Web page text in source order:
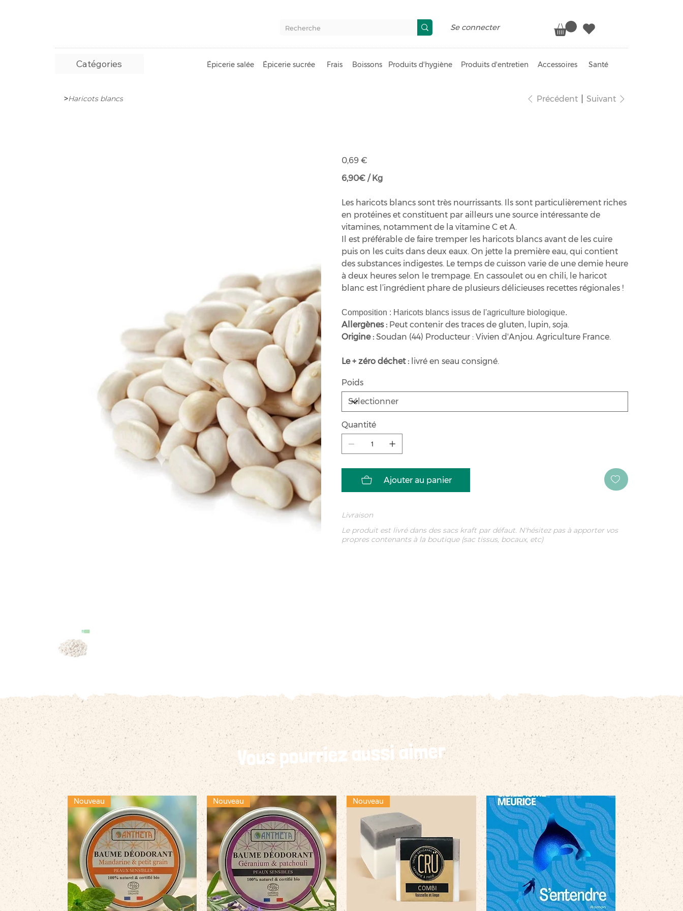
Catégories Épicerie salée Épicerie sucrée Frais Boissons Produits d'hygiène Produits d'entretien Accessoires Santé
Se connecter
>Haricots blancs Précédent Suivant
Prix
0,69 €
6,90€ / Kg
Les haricots blancs sont très nourrissants. Ils sont particulièrement riches
en protéines et constituent par ailleurs une source intéressante de
vitamines, notamment de la vitamine C et A.
Il est préférable de faire tremper les haricots blancs avant de les cuire
puis on les cuits dans deux eaux. On jette la première eau, qui contient
des substances indigestes. Le temps de cuisson varie de une demie heure
à deux heures selon le trempage. En cassoulet ou en chili, le haricot
blanc est l’ingrédient phare de plusieurs délicieuses recettes régionales !
Composition : Haricots blancs issus de l'agriculture biologique.
Allergènes : Peut contenir des traces de gluten, lupin, soja.
Origine : Soudan (44) Producteur : Vivien d'Anjou. Agriculture France.
Le + zéro déchet : livré en seau consigné.
Poids
Quantité
Ajouter au panier
Livraison
Le produit est livré dans des sacs kraft par défaut. N'hésitez pas à apporter vos
propres contenants à la boutique (sac tissus, bocaux, etc)
Vous pourriez aussi aimer
Nouveau Nouveau Nouveau